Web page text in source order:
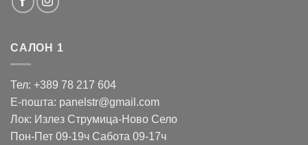
САЛОН 1
Тел: +389 78 217 604
Е-пошта: panelstr@gmail.com
Лок: Излез Струмица-Ново Село
Пон-Пет 09-19ч Сабота 09-17ч